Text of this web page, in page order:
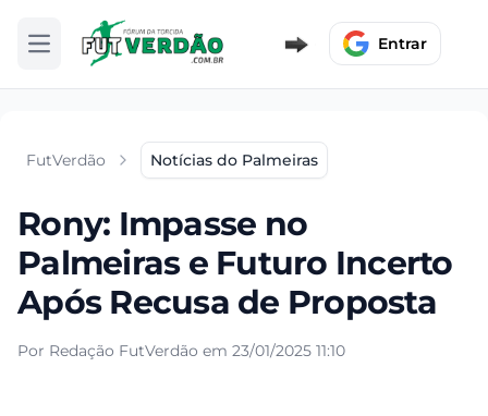
Abrir menu Entrar
FutVerdão Notícias do Palmeiras
Rony: Impasse no
Palmeiras e Futuro Incerto
Após Recusa de Proposta
Por Redação FutVerdão em 23/01/2025 11:10